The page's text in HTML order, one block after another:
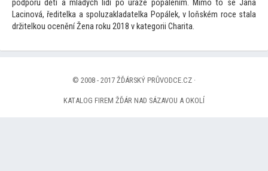
podporu dětí a mladých lidí po úraze popálením. Mimoto se Jana
Lacinová, ředitelka a spoluzakladatelka Popálek, v loňském roce stala
držitelkou ocenění Žena roku 2018 v kategorii Charita.
© 2008 - 2017 ŽĎÁRSKÝ PRŮVODCE.CZ ·
KATALOG FIREM ŽĎÁR NAD SÁZAVOU A OKOLÍ